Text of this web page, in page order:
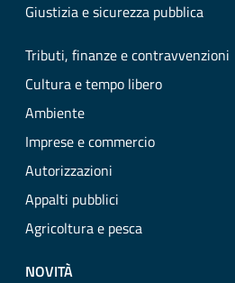
Giustizia e sicurezza pubblica
Tributi, finanze e contravvenzioni
Cultura e tempo libero
Ambiente
Imprese e commercio
Autorizzazioni
Appalti pubblici
Agricoltura e pesca
NOVITÀ